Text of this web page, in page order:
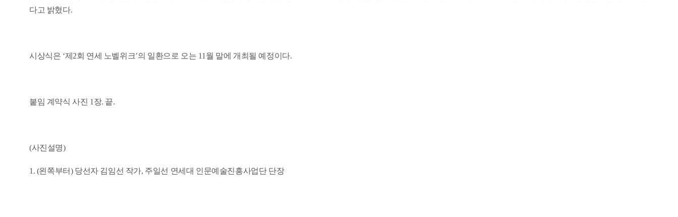
다고 밝혔다.
시상식은 ‘제 2회 연세 노벨위크’의 일환으로 오는 11 월 말에 개최될 예정이다.
붙임 계약식 사진 1 장. 끝.
(사진설명)
1. (왼쪽부터) 당선자 김임선 작가, 주일선 연세대 인문예술진흥사업단 단장